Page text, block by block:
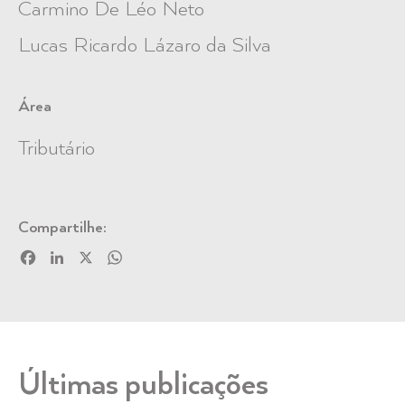
Carmino De Léo Neto
Lucas Ricardo Lázaro da Silva
Área
Tributário
Compartilhe:
FacebookLinkedIn
Últimas publicações